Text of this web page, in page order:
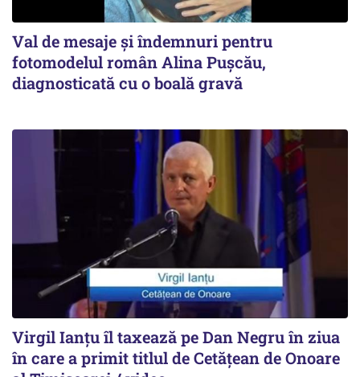
Val de mesaje și îndemnuri pentru
fotomodelul român Alina Pușcău,
diagnosticată cu o boală gravă
Virgil Ianțu îl taxează pe Dan Negru în ziua
în care a primit titlul de Cetățean de Onoare